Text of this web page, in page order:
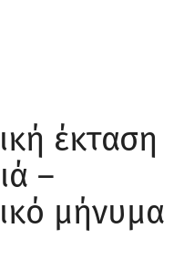
έκταση
–
μήνυμα